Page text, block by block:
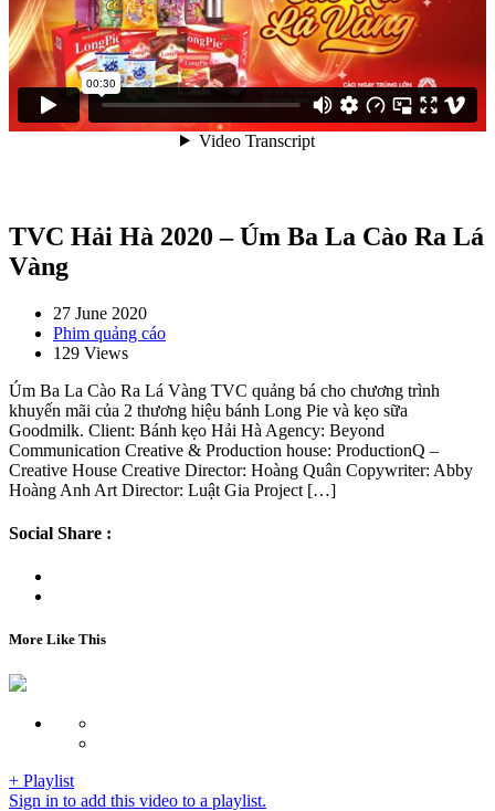
TVC Hải Hà 2020 – Úm Ba La Cào Ra Lá
Vàng
27 June 2020
Phim quảng cáo
129 Views
Úm Ba La Cào Ra Lá Vàng TVC quảng bá cho chương trình
khuyến mãi của 2 thương hiệu bánh Long Pie và kẹo sữa
Goodmilk. Client: Bánh kẹo Hải Hà Agency: Beyond
Communication Creative & Production house: ProductionQ –
Creative House Creative Director: Hoàng Quân Copywriter: Abby
Hoàng Anh Art Director: Luật Gia Project […]
Social Share :
More Like This
+ Playlist
Sign in to add this video to a playlist.